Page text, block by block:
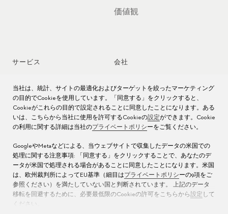
価値観
サービス
時計アフターサービス
時計のお手入れ
取扱説明書
よくある質問
サービス センター
会社
ジョブズ
プレス
お問い合わせ先
当社は、統計、サイトの最適化およびターゲットを絞ったマーケティング
の目的でCookieを使用しています。「同意する」をクリックすると、
Cookieがこれらの目的で設定されることに同意したことになります。ある
いは、こちらから当社に使用を許可するCookieの設定ができます。Cookie
の利用に関する詳細は当社のプライベートポリシーをご覧ください。
GoogleやMetaなどによる、当ウェブサイトで収集したデータの米国での
処理に関する注意事項: 「同意する」をクリックすることで、あなたのデ
ータが米国で処理される場合があることに同意したことになります。米国
は、欧州裁判所によってEU基準（細目はプライベートポリシーの9項をご
参照ください）を満たしていない国と判断されています。 上記のデータ
移転を回避するために、必要最低限のCookieの許可をこちらから設定 して
ください。